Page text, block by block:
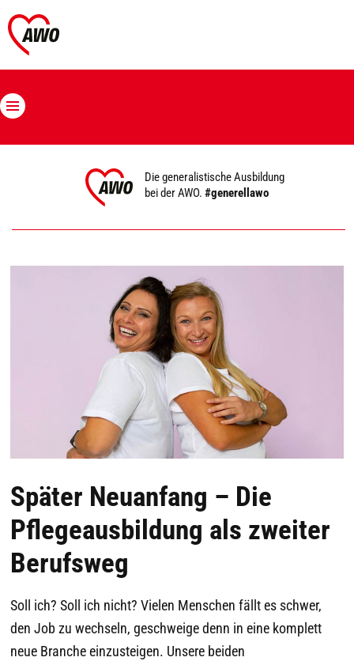
Die generalistische Ausbildung
bei der AWO.#generellawo
Später Neuanfang – Die
Pflegeausbildung als zweiter
Berufsweg
Soll ich? Soll ich nicht? Vielen Menschen fällt es schwer,
den Job zu wechseln, geschweige denn in eine komplett
neue Branche einzusteigen. Unsere beiden